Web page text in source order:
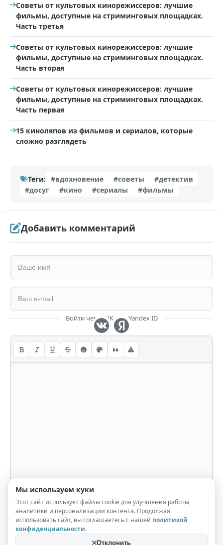
Советы от культовых кинорежиссеров: лучшие
фильмы, доступные на стриминговых площадках.
Часть третья
Советы от культовых кинорежиссеров: лучшие
фильмы, доступные на стриминговых площадках.
Часть вторая
Советы от культовых кинорежиссеров: лучшие
фильмы, доступные на стриминговых площадках.
Часть первая
15 киноляпов из фильмов и сериалов, которые
сложно разглядеть
Теги: #вдохновение #советы
#детектив
#досуг
#кино #сериалы #фильмы
Добавить комментарий
Войти через VK или Yandex ID
Мы используем куки
Этот сайт использует файлы cookie для улучшения работы,
аналитики и персонализации контента. Продолжая
использовать сайт, вы соглашаетесь с нашей политикой
конфиденциальности.
Отклонить